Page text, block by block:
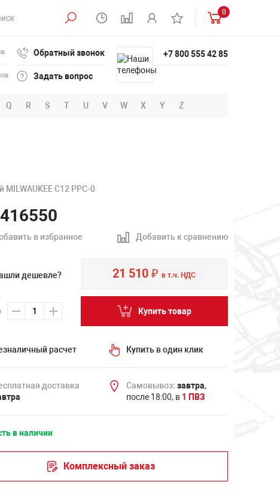
0
Обратный звонок
Задать вопрос
+7 800 555 42 85
Q R S T U V W X Y Z
C12 PPC-0
в избранное Добавить к сравнению
дешевле? 21 510₽ в т.ч. НДС
Купить товар
расчет Купить в один клик
доставка
Самовывоз: завтра,
после 18:00, в 1 ПВЗ
в наличии
Комплексный заказ